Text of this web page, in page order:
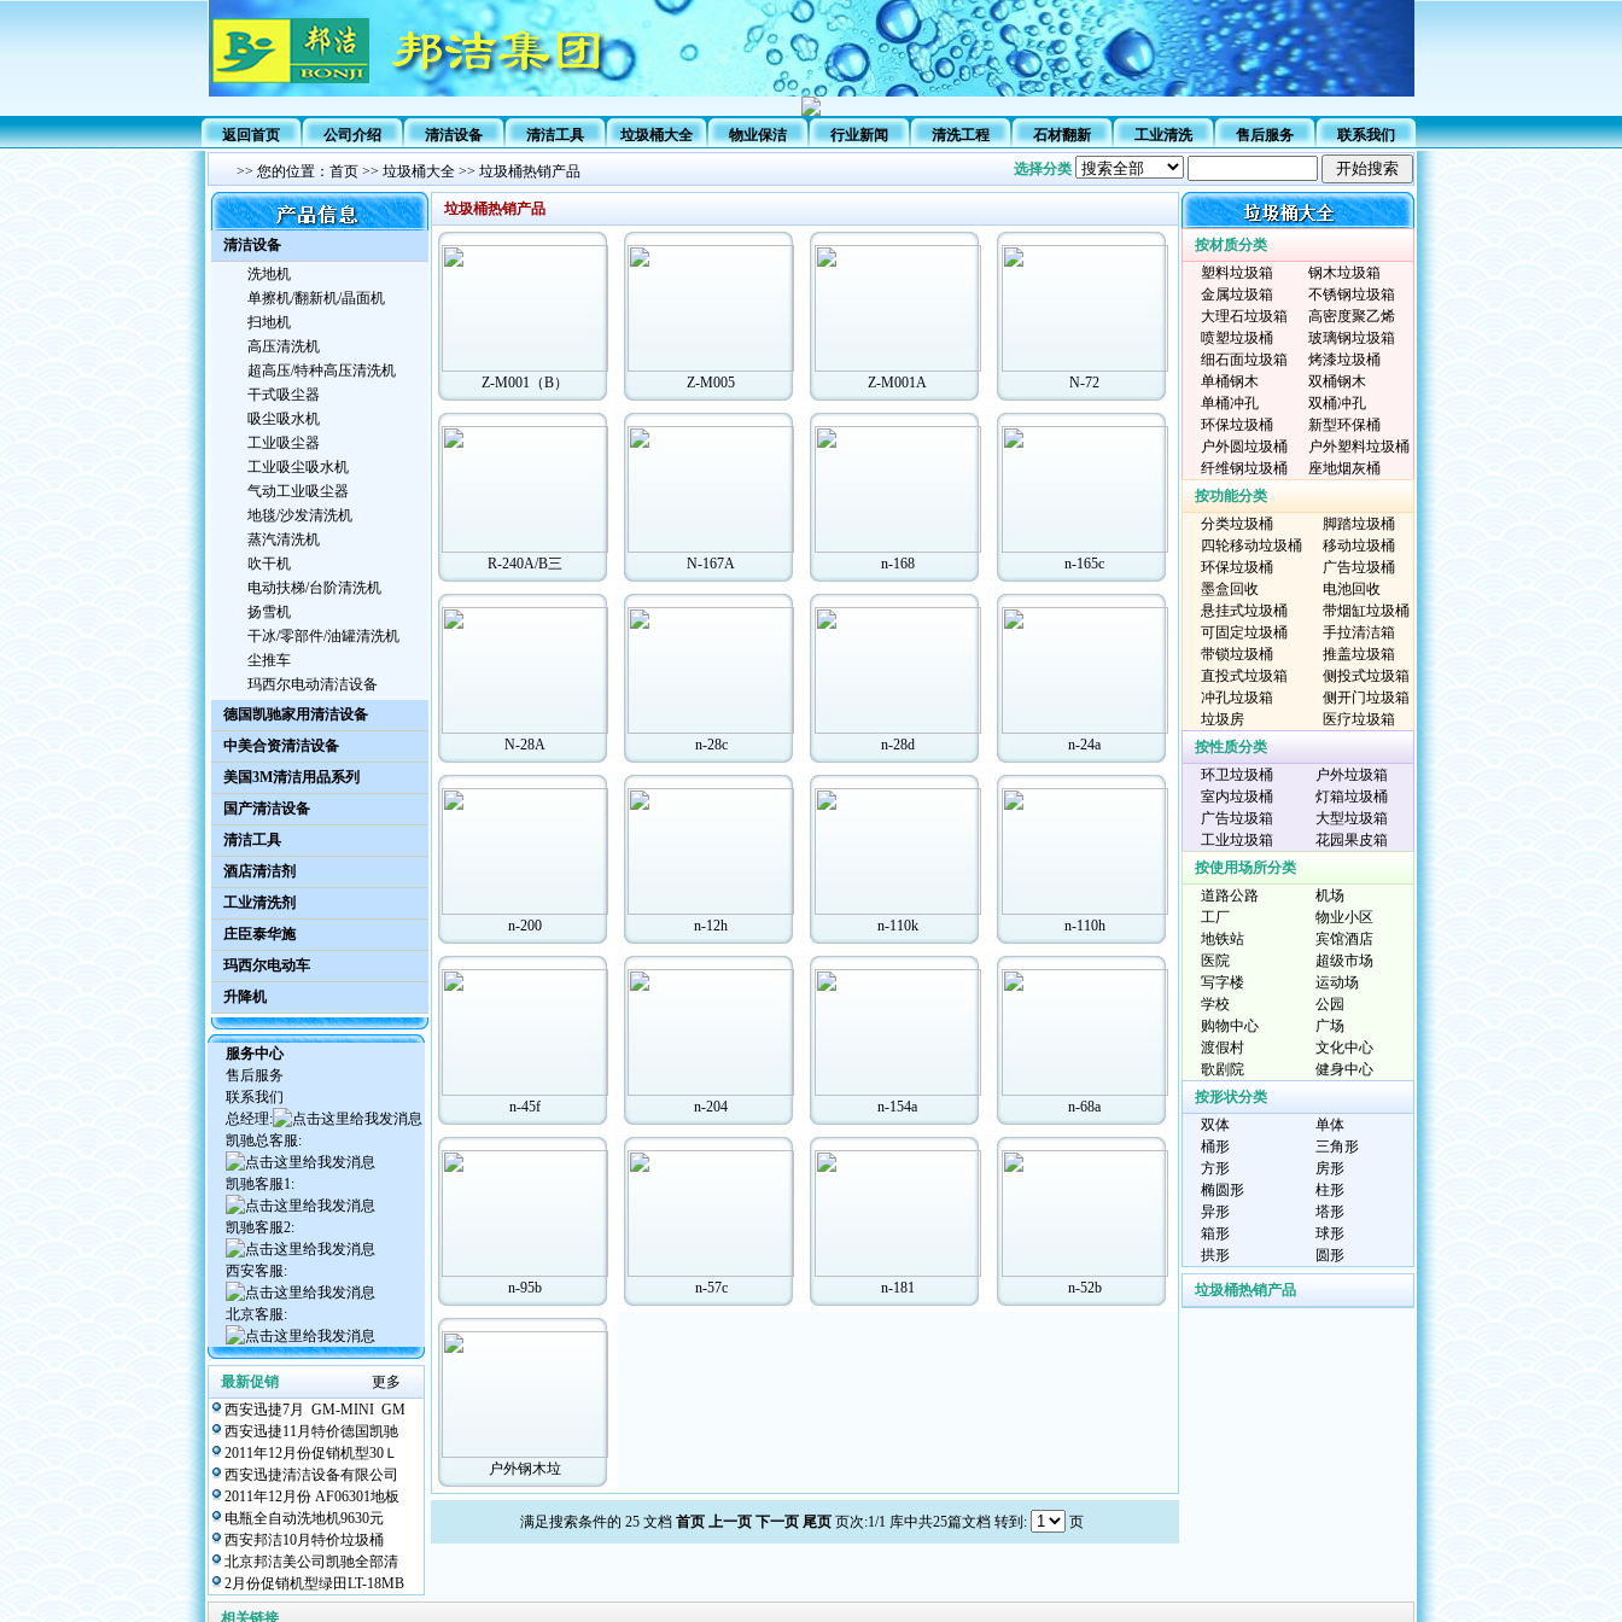
返回首页 公司介绍 清洁设备 清洁工具 垃圾桶大全 物业保洁 行业新闻 清洗工程 石材翻新 工业清洗 售后服务 联系我们
>> 您的位置： 首页 >> 垃圾桶大全 >> 垃圾桶热销产品 选择分类
清洁设备
洗地机
单擦机/翻新机/晶面机
扫地机
高压清洗机
超高压/特种高压清洗机
干式吸尘器
吸尘吸水机
工业吸尘器
工业吸尘吸水机
气动工业吸尘器
地毯/沙发清洗机
蒸汽清洗机
吹干机
电动扶梯/台阶清洗机
扬雪机
干冰/零部件/油罐清洗机
尘推车
玛西尔电动清洁设备
德国凯驰家用清洁设备
中美合资清洁设备
美国3M清洁用品系列
国产清洁设备
清洁工具
酒店清洁剂
工业清洗剂
庄臣泰华施
玛西尔电动车
升降机
服务中心
售后服务
联系我们
总经理:
凯驰总客服:
凯驰客服1:
凯驰客服2:
西安客服:
北京客服:
最新促销
更多
西安迅捷7月 GM-MINI GM
西安迅捷11月特价德国凯驰
2011年12月份促销机型30Ｌ
西安迅捷清洁设备有限公司
2011年12月份 AF06301地板
电瓶全自动洗地机9630元
西安邦洁10月特价垃圾桶
北京邦洁美公司凯驰全部清
2月份促销机型绿田LT-18MB
垃圾桶热销产品
Z-M001（B） Z-M005 Z-M001A N-72
R-240A/B三 N-167A n-168 n-165c
N-28A n-28c n-28d n-24a
n-200 n-12h n-110k n-110h
n-45f n-204 n-154a n-68a
n-95b n-57c n-181 n-52b
户外钢木垃
满足搜索条件的 25 文档 首页 上一页 下一页 尾页页次:1/1 库中共25篇文档 转到: 页
按材质分类
塑料垃圾箱
钢木垃圾箱
金属垃圾箱
不锈钢垃圾箱
大理石垃圾箱
高密度聚乙烯
喷塑垃圾桶
玻璃钢垃圾箱
细石面垃圾箱
烤漆垃圾桶
单桶钢木
双桶钢木
单桶冲孔
双桶冲孔
环保垃圾桶
新型环保桶
户外圆垃圾桶
户外塑料垃圾桶
纤维钢垃圾桶
座地烟灰桶
按功能分类
分类垃圾桶
脚踏垃圾桶
四轮移动垃圾桶
移动垃圾桶
环保垃圾桶
广告垃圾桶
墨盒回收
电池回收
悬挂式垃圾桶
带烟缸垃圾桶
可固定垃圾桶
手拉清洁箱
带锁垃圾桶
推盖垃圾箱
直投式垃圾箱
侧投式垃圾箱
冲孔垃圾箱
侧开门垃圾箱
垃圾房
医疗垃圾箱
按性质分类
环卫垃圾桶
户外垃圾箱
室内垃圾桶
灯箱垃圾桶
广告垃圾箱
大型垃圾箱
工业垃圾箱
花园果皮箱
按使用场所分类
道路公路
机场
工厂
物业小区
地铁站
宾馆酒店
医院
超级市场
写字楼
运动场
学校
公园
购物中心
广场
渡假村
文化中心
歌剧院
健身中心
按形状分类
双体
单体
桶形
三角形
方形
房形
椭圆形
柱形
异形
塔形
箱形
球形
拱形
圆形
垃圾桶热销产品
相关链接